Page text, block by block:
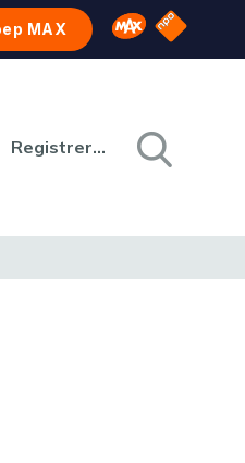
MAX Omroep MAX
NPO
Registreren